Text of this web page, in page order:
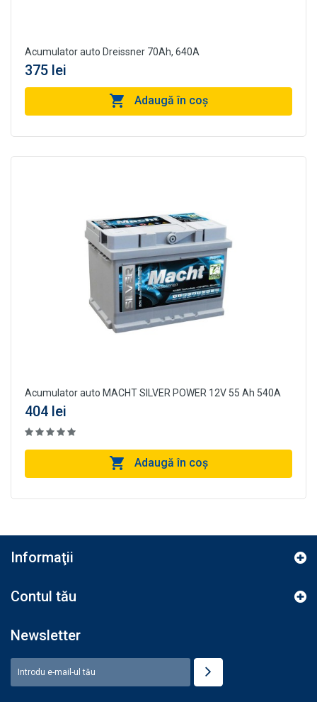
Acumulator auto Dreissner 70Ah, 640A
375 lei
Adaugă în coş
Acumulator auto MACHT SILVER POWER 12V 55 Ah 540A
404 lei
Adaugă în coş
Informaţii
Contul tău
Newsletter